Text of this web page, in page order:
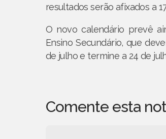
resultados serão afixados a
O novo calendário prevê
Ensino Secundário, que
de julho e termine a 24 de
Comente esta